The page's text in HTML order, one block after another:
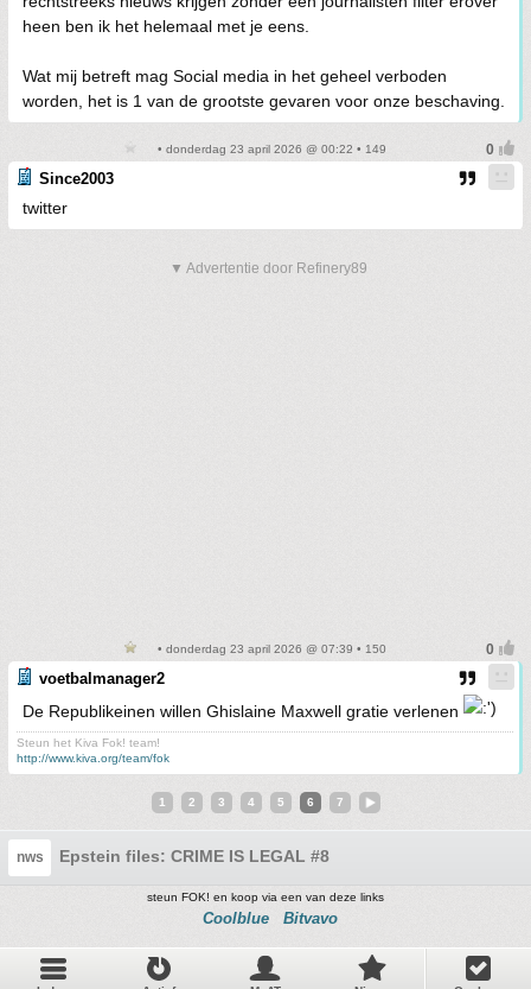
heen ben ik het helemaal met je eens.
Wat mij betreft mag Social media in het geheel verboden
worden, het is 1 van de grootste gevaren voor onze beschaving.
• donderdag 23 april 2026 @ 00:22 • 149
Since2003
twitter
▼ Advertentie door Refinery89
• donderdag 23 april 2026 @ 07:39 • 150
voetbalmanager2
De Republikeinen willen Ghislaine Maxwell gratie verlenen
Steun het Kiva Fok! team!
http://www.kiva.org/team/fok
1 2 3 4 5 6 7
nws Epstein files: CRIME IS LEGAL #8
steun FOK! en koop via een van deze links
Coolblue Bitvavo